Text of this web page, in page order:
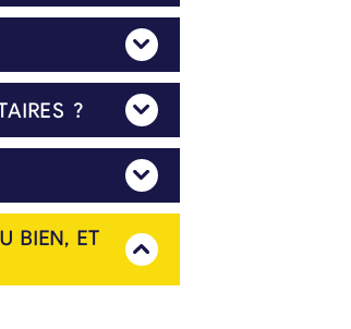
Mehr Anzeigen
? Mehr Anzeigen
Mehr Anzeigen
BIEN, ET
Mehr Anzeigen